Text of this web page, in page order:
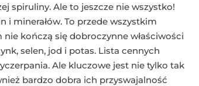
spiruliny. Ale to jeszcze nie wszystko!
minerałów. To przede wszystkim
nie kończą się dobroczynne właściwości
selen, jod i potas. Lista cennych
Ale kluczowe jest nie tylko tak
bardzo dobra ich przyswajalność